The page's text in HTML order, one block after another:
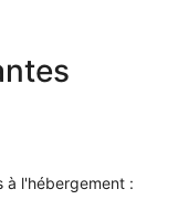
à l'hébergement :